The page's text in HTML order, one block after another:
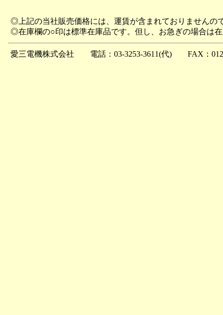
◎上記の当社販売価格には、運賃が含まれておりませんの
◎在庫欄の○印は標準在庫品です。但し、お急ぎの場合は
愛三電機株式会社 電話：03-3253-3611(代) FAX：